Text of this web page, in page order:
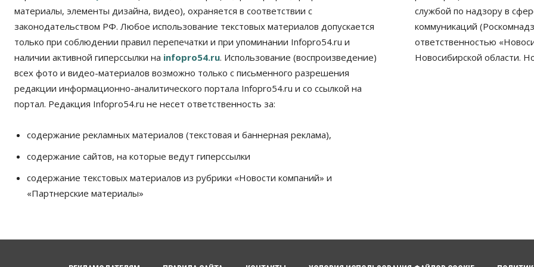
материалы, элементы дизайна, видео), охраняется в соответствии с
законодательством РФ. Любое использование текстовых материалов допускается
только при соблюдении правил перепечатки и при упоминании Infopro54.ru и
наличии активной гиперссылки на infopro54.ru. Использование (воспроизведение)
всех фото и видео-материалов возможно только с письменного разрешения
редакции информационно-аналитического портала Infopro54.ru и со ссылкой на
портал. Редакция Infopro54.ru не несет ответственность за:
содержание рекламных материалов (текстовая и баннерная реклама),
содержание сайтов, на которые ведут гиперссылки
содержание текстовых материалов из рубрики «Новости компаний» и
«Партнерские материалы»
службой по надзору в
коммуникаций
ответственностью
Новосибирской области.